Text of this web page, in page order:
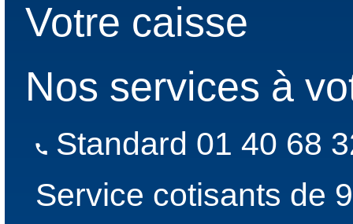
Votre caisse
Nos services à
Standard 01 40 68
Service cotisants de